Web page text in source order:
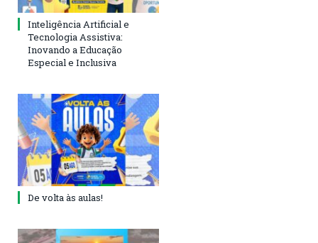
Inteligência Artificial e
Tecnologia Assistiva:
Inovando a Educação
Especial e Inclusiva
De volta às aulas!